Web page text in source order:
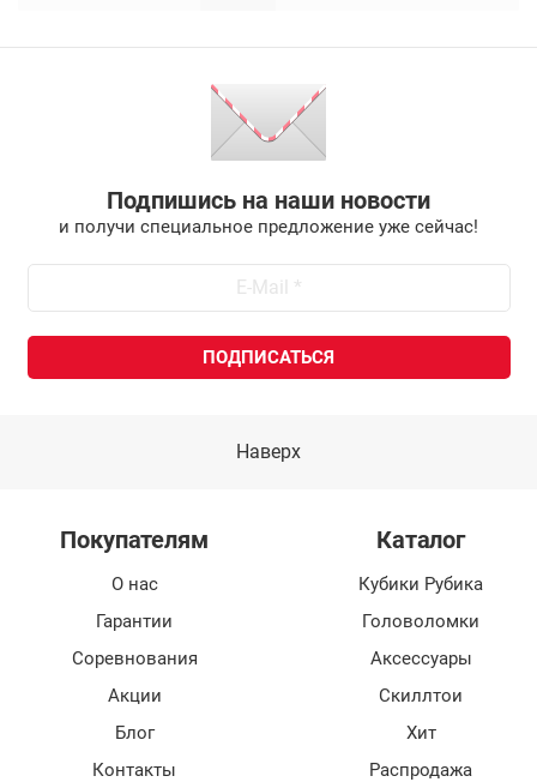
Подпишись на наши новости
и получи специальное предложение уже сейчас!
Наверх
Покупателям
О нас
Гарантии
Соревнования
Акции
Блог
Контакты
Каталог
Кубики Рубика
Головоломки
Аксессуары
Скиллтои
Хит
Распродажа